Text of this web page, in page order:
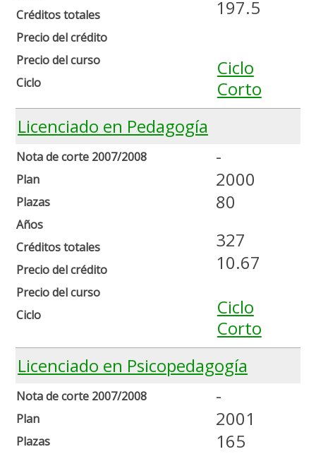
Créditos totales
Precio del crédito
Precio del curso
Ciclo
197.5
Ciclo
Corto
Licenciado en Pedagogía
Nota de corte 2007/2008
Plan
Plazas
Años
Créditos totales
Precio del crédito
Precio del curso
Ciclo
-
2000
80
327
10.67
Ciclo
Corto
Licenciado en Psicopedagogía
Nota de corte 2007/2008
Plan
Plazas
-
2001
165